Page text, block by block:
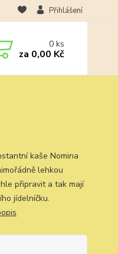
Přihlášení
0ks
za 0,00 Kč
kaše Nomina
lehkou
připravit a tak mají
jídelníčku.